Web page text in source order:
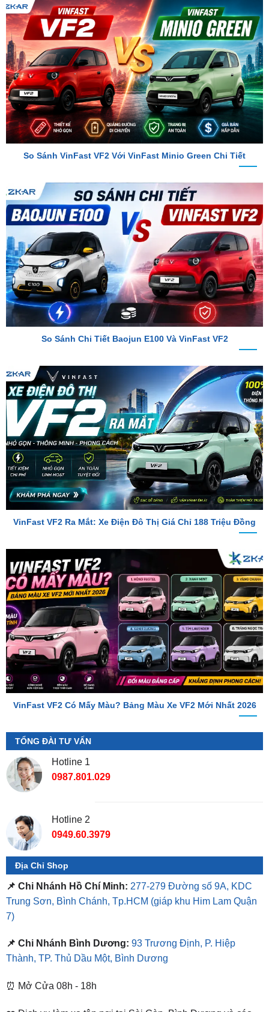
So Sánh VinFast VF2 Với VinFast Minio Green Chi Tiết
So Sánh Chi Tiết Baojun E100 Và VinFast VF2
VinFast VF2 Ra Mắt: Xe Điện Đô Thị Giá Chỉ 188 Triệu Đồng
VinFast VF2 Có Mấy Màu? Bảng Màu Xe VF2 Mới Nhất 2026
TỔNG ĐÀI TƯ VẤN
Hotline 1
0987.801.029
Địa Chỉ Shop
📌 Chi Nhánh Hồ Chí Minh: 277-279 Đường số 9A, KDC
Trung Sơn, Bình Chánh, Tp.HCM
7)
📌 Chi Nhánh Bình Dương:
⏰ Mở Cửa 08h - 18h
❤️ Dịch vụ làm xe tận nơi tại Sài Gòn, Bình Dương và các